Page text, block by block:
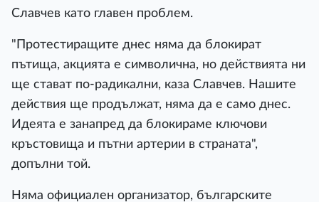
Славчев като главен проблем.
"Протестиращите днес няма да блокират
пътища, акцията е символична, но действията ни
ще стават по-радикални, каза Славчев. Нашите
действия ще продължат, няма да е само днес.
Идеята е занапред да блокираме ключови
кръстовища и пътни артерии в страната",
допълни той.
Няма официален организатор, българските